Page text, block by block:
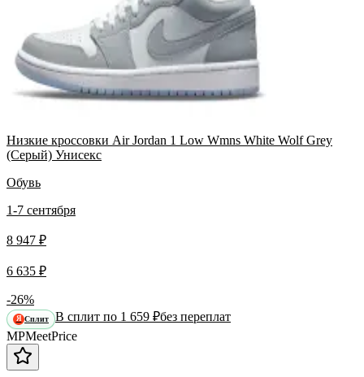
Низкие кроссовки Air Jordan 1 Low Wmns White Wolf Grey
(Серый) Унисекс
Обувь
1-7 сентября
8 947 ₽
6 635 ₽
-26%
Я Сплит В сплит по 1 659 ₽без переплат
MPMeetPrice